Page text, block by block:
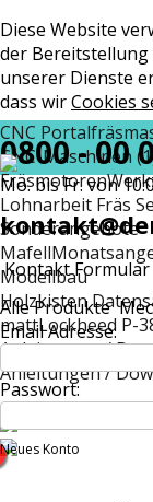
Diese Website
der
unserer Dienste
dass wirCookies
CNC
CNC-Maschinen
Fräsmotoren
Lohnarbeit Fräs
Sonderangebote
Mafell
Modellbau
Holzkisten
mattLockheed P-
Anleitungen /
Anleitungen /
0800 - 00
Mo. bis Fr. von
Kontakt Formular
Alle Produkte
Email Adresse:
Passwort:
Neues Konto